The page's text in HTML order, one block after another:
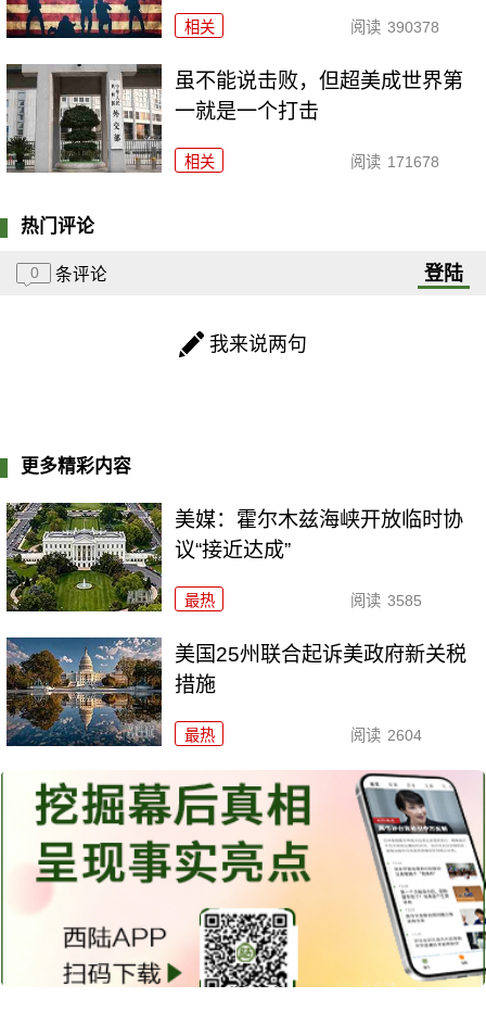
相关 阅读 390378
虽不能说击败，但超美成世界第
一就是一个打击
相关 阅读 171678
热门评论
0 条评论 登陆
我来说两句
更多精彩内容
美媒：霍尔木兹海峡开放临时协
议“接近达成”
最热 阅读 3585
美国25州联合起诉美政府新关税
措施
最热 阅读 2604